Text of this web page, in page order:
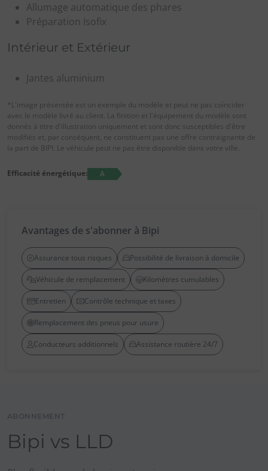
Allumage automatique des phares
Préparation Isofix
Intérieur et Extérieur
Jantes aluminium
*L'image présentée est un exemple du modèle et peut ne pas coïncider
avec le modèle livré au client. La finition et l'équipement du modèle sont
donnés à titre d'illustration uniquement et sont donc susceptibles d'être
modifiés et, par conséquent, ne constituent pas une offre contraignante de
la part de BIPI. Le véhicule peut ne pas être disponible dans votre ville.
Efficacité énergétique: A
Avantages de s'abonner à Bipi
Assurance tous risques Possibilité de livraison à domicile
Véhicule de remplacement Kilomètres cumulables
Entretien Contrôle technique et taxes
Remplacement des pneus pour usure
Conducteurs additionnels Assistance routière 24/7
ABONNEMENT
Bipi vs LLD